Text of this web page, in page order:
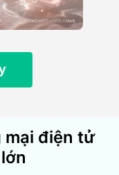
mại điện tử